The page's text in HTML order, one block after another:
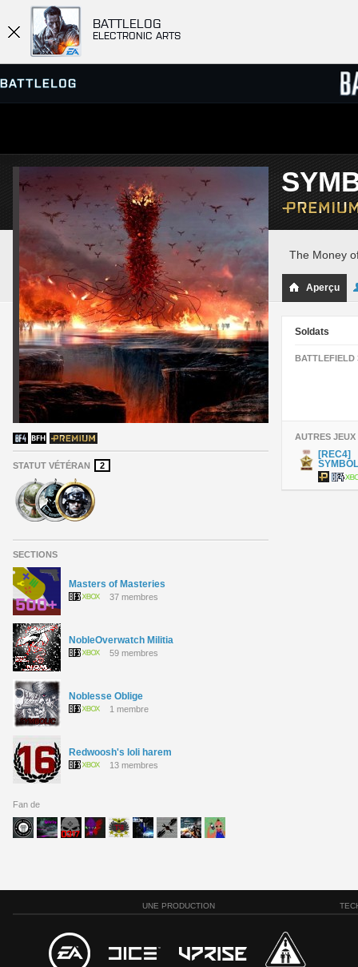
BATTLELOG
ELECTRONIC ARTS
SERVEURS
PARTIES
STATUT VÉTÉRAN 2
SECTIONS
Masters of Masteries
37 membres
NobleOverwatch Militia
59 membres
Noblesse Oblige
1 membre
Redwoosh's loli harem
13 membres
Fan de
The Money
Aperçu
Soldats
BATTLEFIELD
AUTRES JEUX
[REC4]
UNE PRODUCTION